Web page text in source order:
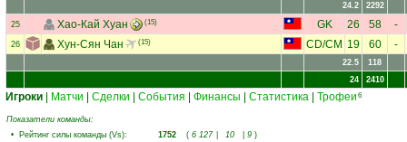
24.2 2292
25 Хао-Кай Хуан (15) GK 26 58 -
26 Хун-Сян Чан (15) CD/CM 19 60 -
22.5
118
24
2410
Игроки Матчи Сделки События Финансы Статистика Трофеи 6
Показатели команды:
• Рейтинг силы команды (Vs): 1752 ( 6 127 10 9 )